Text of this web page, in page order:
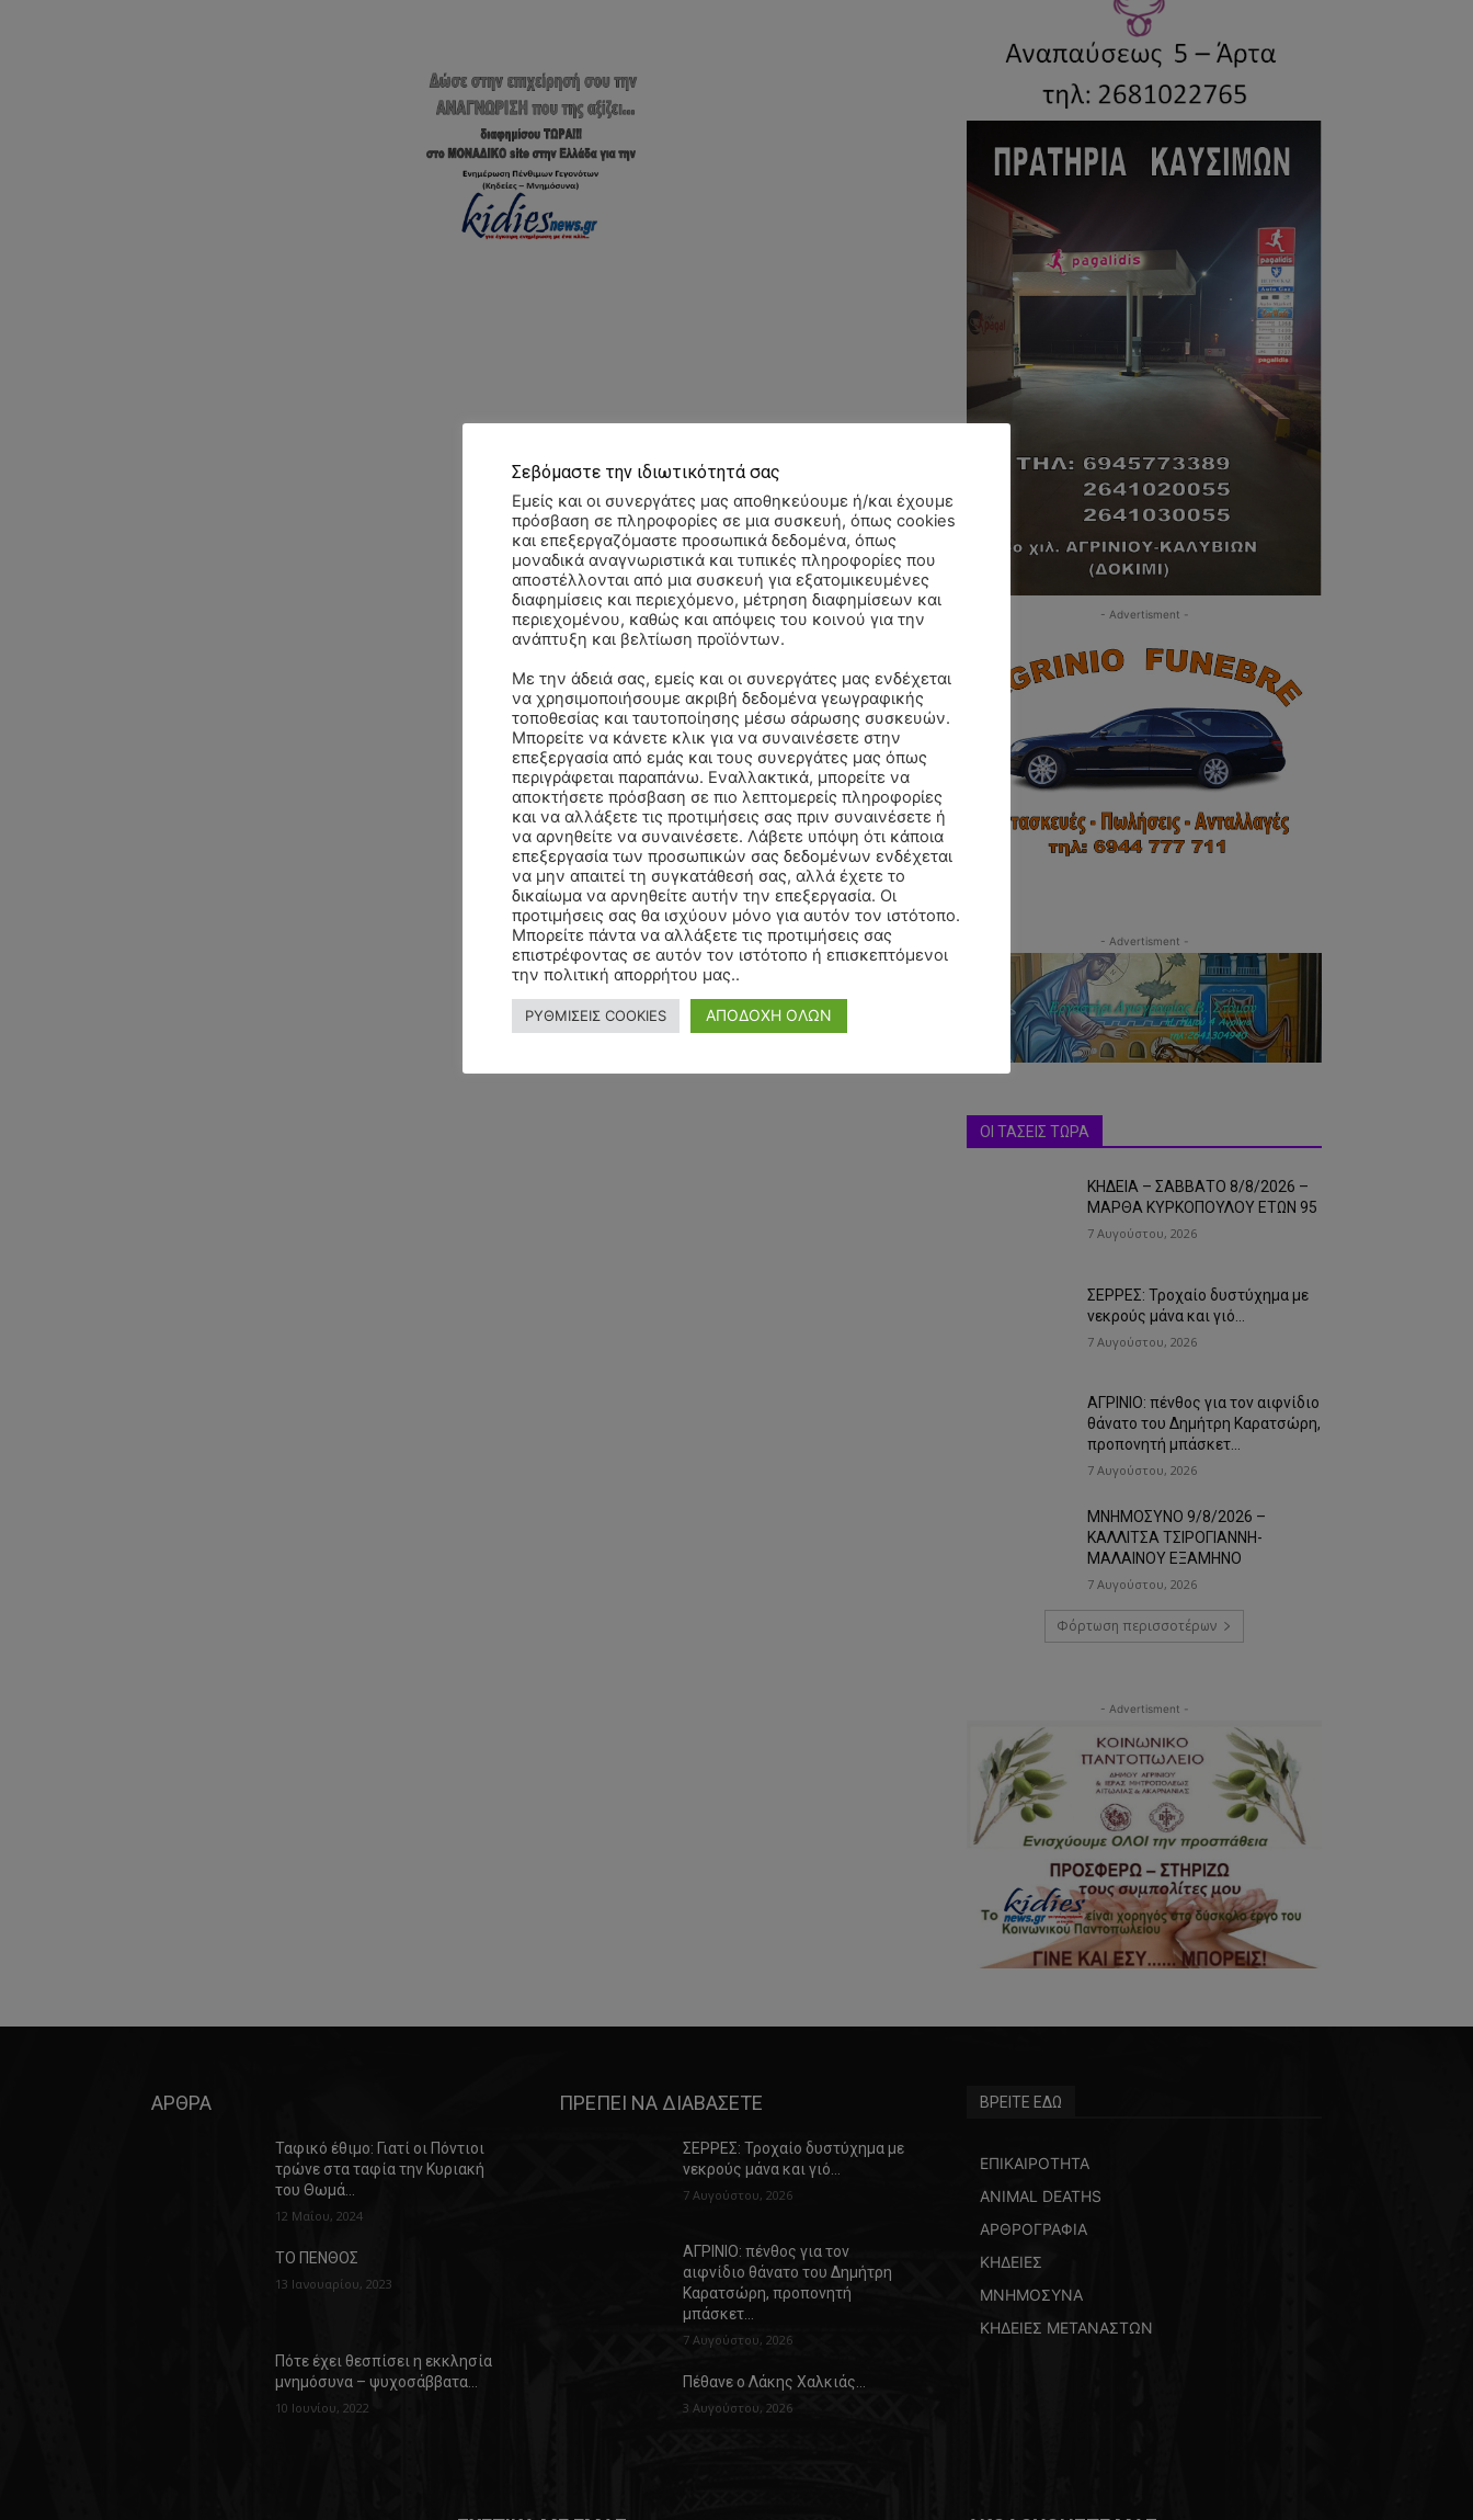
- Advertisment -
- Advertisment -
ΟΙ ΤΑΣΕΙΣ ΤΩΡΑ
ΚΗΔΕΙΑ – ΣΑΒΒΑΤΟ 8/8/2026 –
ΜΑΡΘΑ ΚΥΡΚΟΠΟΥΛΟΥ ΕΤΩΝ 95
7 Αυγούστου, 2026
ΣΕΡΡΕΣ: Τροχαίο δυστύχημα με
νεκρούς μάνα και γιό…
7 Αυγούστου, 2026
ΑΓΡΙΝΙΟ: πένθος για τον αιφνίδιο
θάνατο του Δημήτρη Καρατσώρη,
προπονητή μπάσκετ…
7 Αυγούστου, 2026
ΜΝΗΜΟΣΥΝΟ 9/8/2026 –
ΚΑΛΛΙΤΣΑ ΤΣΙΡΟΓΙΑΝΝΗ-
ΜΑΛΑΙΝΟΥ ΕΞΑΜΗΝΟ
7 Αυγούστου, 2026
Φόρτωση περισσοτέρων
- Advertisment -
ΑΡΘΡΑ
Ταφικό έθιμο: Γιατί οι Πόντιοι
τρώνε στα ταφία την Κυριακή
του Θωμά…
12 Μαΐου, 2024
ΤΟ ΠΕΝΘΟΣ
13 Ιανουαρίου, 2023
Πότε έχει θεσπίσει η εκκλησία
μνημόσυνα – ψυχοσάββατα…
10 Ιουνίου, 2022
ΠΡΕΠΕΙ ΝΑ ΔΙΑΒΑΣΕΤΕ
ΣΕΡΡΕΣ: Τροχαίο δυστύχημα με
νεκρούς μάνα και γιό…
7 Αυγούστου, 2026
ΑΓΡΙΝΙΟ: πένθος για τον
αιφνίδιο θάνατο του Δημήτρη
Καρατσώρη, προπονητή
μπάσκετ…
7 Αυγούστου, 2026
Πέθανε ο Λάκης Χαλκιάς…
3 Αυγούστου, 2026
ΒΡΕΙΤΕ ΕΔΩ
ΕΠΙΚΑΙΡΟΤΗΤΑ
ANIMAL DEATHS
ΑΡΘΡΟΓΡΑΦΙΑ
ΚΗΔΕΙΕΣ
ΜΝΗΜΟΣΥΝΑ
ΚΗΔΕΙΕΣ ΜΕΤΑΝΑΣΤΩΝ
Σεβόμαστε την ιδιωτικότητά σας
Εμείς και οι συνεργάτες μας αποθηκεύουμε ή/και έχουμε
πρόσβαση σε πληροφορίες σε μια συσκευή, όπως cookies
και επεξεργαζόμαστε προσωπικά δεδομένα, όπως
μοναδικά αναγνωριστικά και τυπικές πληροφορίες που
αποστέλλονται από μια συσκευή για εξατομικευμένες
διαφημίσεις και περιεχόμενο, μέτρηση διαφημίσεων και
περιεχομένου, καθώς και απόψεις του κοινού για την
ανάπτυξη και βελτίωση προϊόντων.
Με την άδειά σας, εμείς και οι συνεργάτες μας ενδέχεται
να χρησιμοποιήσουμε ακριβή δεδομένα γεωγραφικής
τοποθεσίας και ταυτοποίησης μέσω σάρωσης συσκευών.
Μπορείτε να κάνετε κλικ για να συναινέσετε στην
επεξεργασία από εμάς και τους συνεργάτες μας όπως
περιγράφεται παραπάνω. Εναλλακτικά, μπορείτε να
αποκτήσετε πρόσβαση σε πιο λεπτομερείς πληροφορίες
και να αλλάξετε τις προτιμήσεις σας πριν συναινέσετε ή
να αρνηθείτε να συναινέσετε. Λάβετε υπόψη ότι κάποια
επεξεργασία των προσωπικών σας δεδομένων ενδέχεται
να μην απαιτεί τη συγκατάθεσή σας, αλλά έχετε το
δικαίωμα να αρνηθείτε αυτήν την επεξεργασία. Οι
προτιμήσεις σας θα ισχύουν μόνο για αυτόν τον ιστότοπο.
Μπορείτε πάντα να αλλάξετε τις προτιμήσεις σας
επιστρέφοντας σε αυτόν τον ιστότοπο ή επισκεπτόμενοι
την πολιτική απορρήτου μας..
ΡΥΘΜΙΣΕΙΣ COOKIES ΑΠΟΔΟΧΗ ΟΛΩΝ